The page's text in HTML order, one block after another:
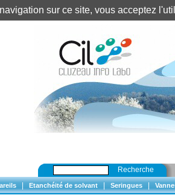
Recherche
Etanchéité de solvant Seringues
sur ce site, vous acceptez